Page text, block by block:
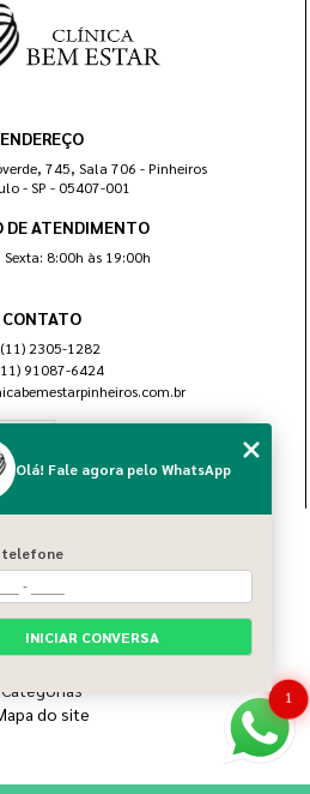
ENDEREÇO
745, Sala 706 - Pinheiros
- SP - 05407-001
DE ATENDIMENTO
Sexta: 8:00h às 19:00h
CONTATO
(11) 2305-1282
91087-6424
Home
Sobre nós
Blog
Serviços
Categorias
Mapa do site
1
Olá! Fale agora pelo WhatsApp
telefone
INICIAR CONVERSA